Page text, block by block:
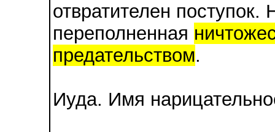
отвратителен
переполненная
предательством.
Иуда. Имя